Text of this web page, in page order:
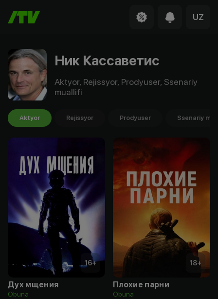
UZ
Ник Кассаветис
Aktyor, Rejissyor, Prodyuser, Ssenariy
muallifi
Aktyor Rejissyor Prodyuser Ssenariy
16+
Дух мщения
Obuna
18+
Плохие парни
Obuna